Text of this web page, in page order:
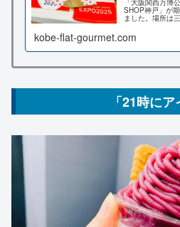
SHOP神戸」が
ました。場所は
たよ。こちらの
の他の関西での
します♪
kobe-flat-gourmet.com
「21時にア